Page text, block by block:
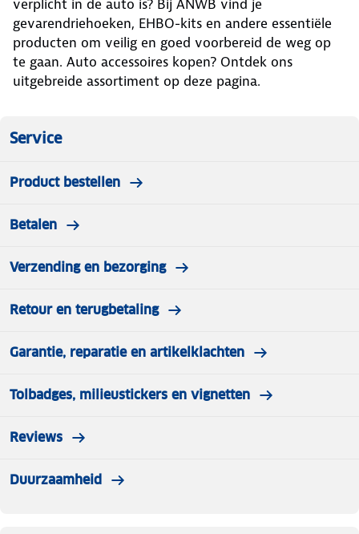
verplicht in de auto is? Bij ANWB vind je
gevarendriehoeken, EHBO-kits en andere essentiële
producten om veilig en goed voorbereid de weg op
te gaan. Auto accessoires kopen? Ontdek ons
uitgebreide assortiment op deze pagina.
Service
Product bestellen
Betalen
Verzending en bezorging
Retour en terugbetaling
Garantie, reparatie en artikelklachten
Tolbadges, milieustickers en vignetten
Reviews
Duurzaamheid